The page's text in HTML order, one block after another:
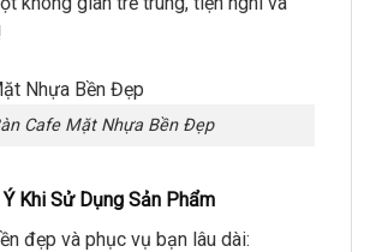
Cafe Mặt Nhựa Bền Đẹp
Khi Sử Dụng Sản Phẩm
đẹp và phục vụ bạn lâu dài: